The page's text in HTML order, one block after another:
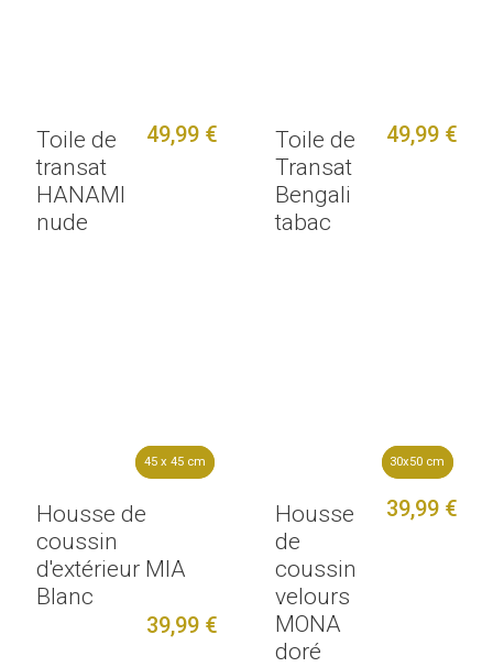
Toile de
transat
HANAMI
nude
49,99 €
Toile de
Transat
Bengali
tabac
49,99 €
45 x 45 cm
45 x 45 cm
Housse de
coussin
d'extérieur MIA
Blanc
39,99 €
30x50 cm
30x50 cm
Housse
de
coussin
velours
MONA
doré
39,99 €